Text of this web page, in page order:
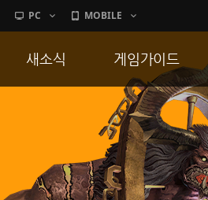
PC MOBILE
새소식
이벤트
히스토리
게임가이드
게임 특징
서버가이드
신병훈련소
세부가이드